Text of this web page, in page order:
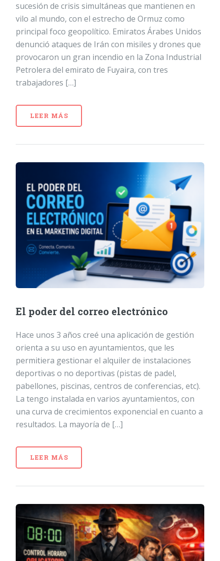
sucesión de crisis simultáneas que mantienen en
vilo al mundo, con el estrecho de Ormuz como
principal foco geopolítico. Emiratos Árabes Unidos
denunció ataques de Irán con misiles y drones que
provocaron un gran incendio en la Zona Industrial
Petrolera del emirato de Fuyaira, con tres
trabajadores […]
LEER MÁS
El poder del correo electrónico
Hace unos 3 años creé una aplicación de gestión
orienta a su uso en ayuntamientos, que les
permitiera gestionar el alquiler de instalaciones
deportivas o no deportivas (pistas de padel,
pabellones, piscinas, centros de conferencias, etc).
La tengo instalada en varios ayuntamientos, con
una curva de crecimientos exponencial en cuanto a
resultados. La mayoría de […]
LEER MÁS